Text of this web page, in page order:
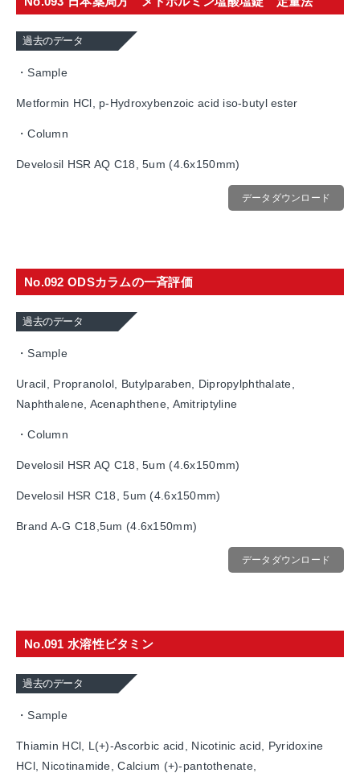
過去のデータ
・Sample
Metformin HCl, p-Hydroxybenzoic acid iso-butyl ester
・Column
Develosil HSR AQ C18, 5um (4.6x150mm)
データダウンロード
No.092 ODSカラムの一斉評価
過去のデータ
・Sample
Uracil, Propranolol, Butylparaben, Dipropylphthalate,
Naphthalene, Acenaphthene, Amitriptyline
・Column
Develosil HSR AQ C18, 5um (4.6x150mm)
Develosil HSR C18, 5um (4.6x150mm)
Brand A-G C18,5um (4.6x150mm)
データダウンロード
No.091 水溶性ビタミン
過去のデータ
・Sample
Thiamin HCl, L(+)-Ascorbic acid, Nicotinic acid, Pyridoxine
HCl, Nicotinamide, Calcium (+)-pantothenate,